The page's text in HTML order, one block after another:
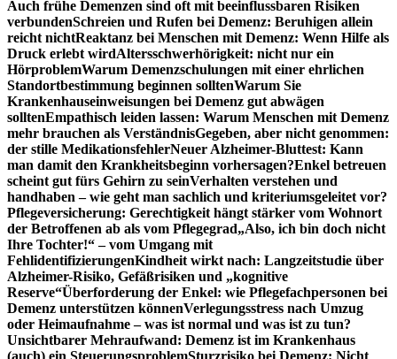
Auch frühe Demenzen sind oft mit beeinflussbaren Risiken
verbundenSchreien und Rufen bei Demenz: Beruhigen allein
reicht nichtReaktanz bei Menschen mit Demenz: Wenn Hilfe als
Druck erlebt wirdAltersschwerhörigkeit: nicht nur ein
HörproblemWarum Demenzschulungen mit einer ehrlichen
Standortbestimmung beginnen solltenWarum Sie
Krankenhauseinweisungen bei Demenz gut abwägen
solltenEmpathisch leiden lassen: Warum Menschen mit Demenz
mehr brauchen als VerständnisGegeben, aber nicht genommen:
der stille MedikationsfehlerNeuer Alzheimer-Bluttest: Kann
man damit den Krankheitsbeginn vorhersagen?Enkel betreuen
scheint gut fürs Gehirn zu seinVerhalten verstehen und
handhaben – wie geht man sachlich und kriteriumsgeleitet vor?
Pflegeversicherung: Gerechtigkeit hängt stärker vom Wohnort
der Betroffenen ab als vom Pflegegrad„Also, ich bin doch nicht
Ihre Tochter!“ – vom Umgang mit
FehlidentifizierungenKindheit wirkt nach: Langzeitstudie über
Alzheimer-Risiko, Gefäßrisiken und „kognitive
Reserve“Überforderung der Enkel: wie Pflegefachpersonen bei
Demenz unterstützen könnenVerlegungsstress nach Umzug
oder Heimaufnahme – was ist normal und was ist zu tun?
Unsichtbarer Mehraufwand: Demenz ist im Krankenhaus
(auch) ein SteuerungsproblemSturzrisiko bei Demenz: Nicht